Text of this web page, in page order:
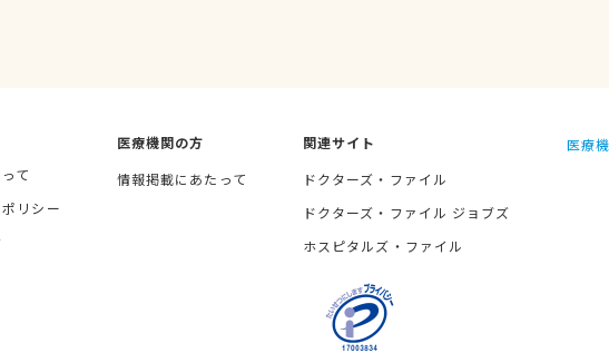
て
リシー
医療機関の方
情報掲載にあたって
関連サイト
ドクターズ・ファイル
ドクターズ・ファイル ジョブズ
ホスピタルズ・ファイル
医療